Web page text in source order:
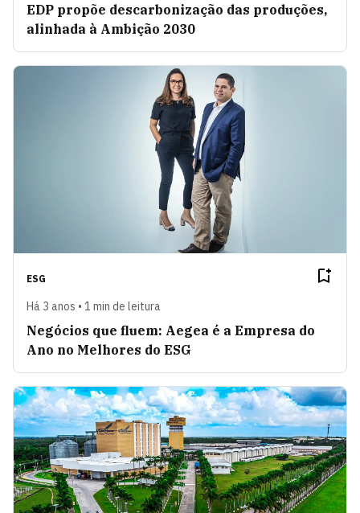
EDP propõe descarbonização das produções,
alinhada à Ambição 2030
ESG
Há 3 anos • 1 min de leitura
Negócios que fluem: Aegea é a Empresa do
Ano no Melhores do ESG